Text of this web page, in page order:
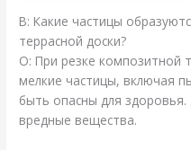
В: Какие частицы
террасной доски?
О: При резке композитной
мелкие частицы, включая
быть опасны для
вредные вещества.